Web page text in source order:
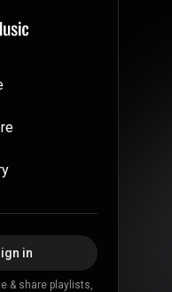
in
& share playlists,